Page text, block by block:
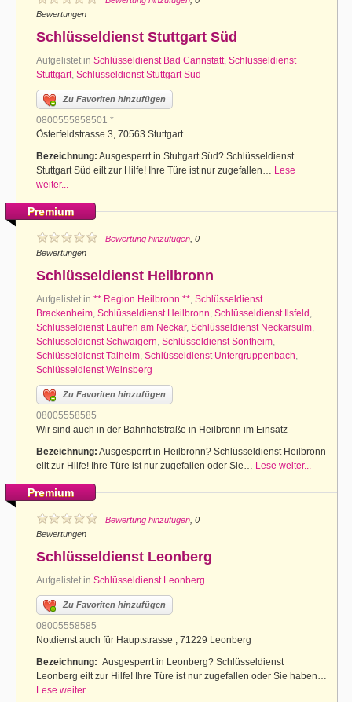
Bewertungen
Schlüsseldienst Stuttgart Süd
Aufgelistet in Schlüsseldienst Bad Cannstatt, Schlüsseldienst
Stuttgart, Schlüsseldienst Stuttgart Süd
Zu Favoriten hinzufügen
0800555858501 *
Österfeldstrasse 3, 70563 Stuttgart
Bezeichnung: Ausgesperrt in Stuttgart Süd? Schlüsseldienst
Stuttgart Süd eilt zur Hilfe! Ihre Türe ist nur zugefallen… Lese
weiter...
Premium
Bewertung hinzufügen , 0
Bewertungen
Schlüsseldienst Heilbronn
Aufgelistet in ** Region Heilbronn **, Schlüsseldienst
Brackenheim, Schlüsseldienst Heilbronn, Schlüsseldienst Ilsfeld ,
Schlüsseldienst Lauffen am Neckar, Schlüsseldienst Neckarsulm,
Schlüsseldienst Schwaigern, Schlüsseldienst Sontheim,
Schlüsseldienst Talheim, Schlüsseldienst Untergruppenbach,
Schlüsseldienst Weinsberg
Zu Favoriten hinzufügen
08005558585
Wir sind auch in der Bahnhofstraße in Heilbronn im Einsatz
Bezeichnung: Ausgesperrt in Heilbronn? Schlüsseldienst Heilbronn
eilt zur Hilfe! Ihre Türe ist nur zugefallen oder Sie… Lese weiter...
Premium
Bewertung hinzufügen , 0
Bewertungen
Schlüsseldienst Leonberg
Aufgelistet in Schlüsseldienst Leonberg
Zu Favoriten hinzufügen
08005558585
Notdienst auch für Hauptstrasse , 71229 Leonberg
Bezeichnung: Ausgesperrt in Leonberg? Schlüsseldienst
Leonberg eilt zur Hilfe! Ihre Türe ist nur zugefallen oder Sie haben…
Lese weiter...